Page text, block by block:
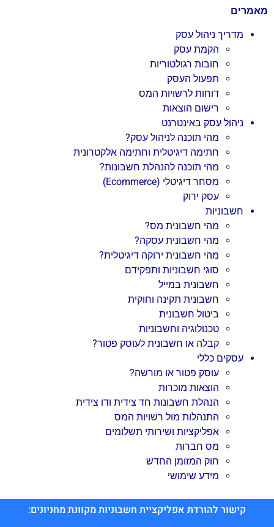
מאמרים
מדריך ניהול עסק
הקמת עסק
חובות רגולטוריות
תפעול העסק
דוחות לרשויות המס
רישום הוצאות
ניהול עסק באינטרנט
מהי תוכנה לניהול עסק?
חתימה דיגיטלית וחתימה אלקטרונית
מהי תוכנה להנהלת חשבונות?
מסחר דיגיטלי (Ecommerce)
עסק ירוק
חשבוניות
מהי חשבונית מס?
מהי חשבונית עסקה?
מהי חשבונית ירוקה דיגיטלית?
סוגי חשבוניות ותפקידם
חשבונית במייל
חשבונית תקינה וחוקית
ביטול חשבונית
טכנולוגיה וחשבוניות
קבלה או חשבונית לעוסק פטור?
עסקים כללי
עוסק פטור או מורשה?
הוצאות מוכרות
הנהלת חשבונות חד צידית ודו צידית
התנהלות מול רשויות המס
אפליקציות ושירותי תשלומים
מס חברות
חוק המזומן החדש
מידע שימושי
קישור להורדת אפליקציית חשבוניות מקוונת מחניונים: